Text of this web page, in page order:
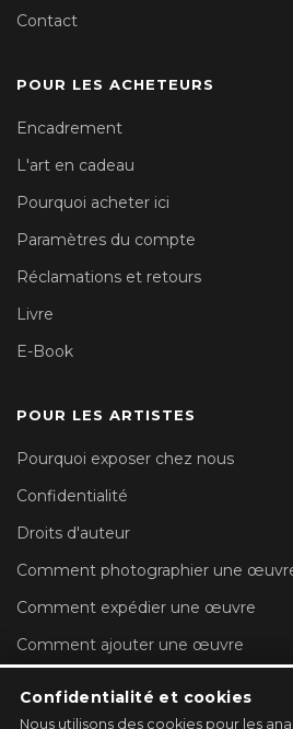
Contact
POUR LES ACHETEURS
Encadrement
L'art en cadeau
Pourquoi acheter ici
Paramètres du compte
Réclamations et retours
Livre
E-Book
POUR LES ARTISTES
Pourquoi exposer chez nous
Confidentialité
Droits d'auteur
Comment photographier une
Comment expédier une œuvre
Comment ajouter une œuvre
Confidentialité et cookies
Nous utilisons des cookies pour les